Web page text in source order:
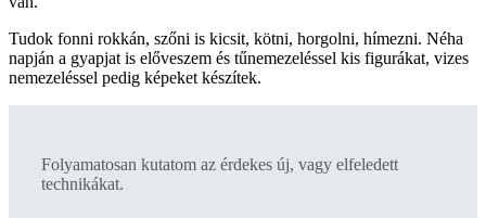
Tudok fonni rokkán, szőni is kicsit, kötni, horgolni, hímezni. Néha
napján a gyapjat is előveszem és tűnemezeléssel kis figurákat, vizes
nemezeléssel pedig képeket készítek.
Folyamatosan kutatom az érdekes új, vagy elfeledett
technikákat.